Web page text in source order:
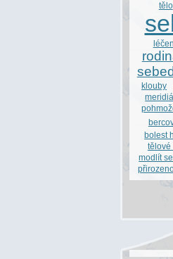
tělo
klouby
bolest
tělové
modlít se